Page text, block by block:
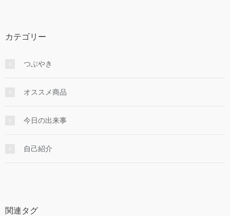
カテゴリー
つぶやき
オススメ商品
今日の出来事
自己紹介
関連タグ